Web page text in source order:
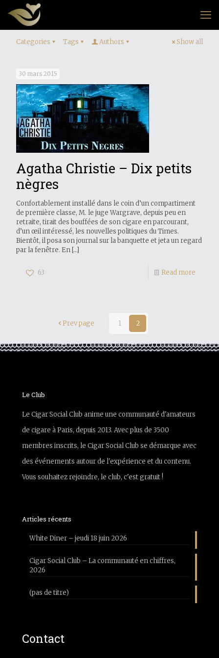
Categories Tags Authors Show all
30 mars 2015
Agatha Christie – Dix petits
nègres
Confortablement installé dans le coin d’un compartiment
de première classe, M. le juge Wargrave, depuis peu en
retraite, tirait des bouffées de son cigare en parcourant,
d’un œil intéressé, les nouvelles politiques du Times.
Bientôt, il posa son journal sur la banquette et jeta un regard
par la fenêtre. En […]
63 Read more
Prev page 1 2
Le Club
Le Cigar Social Club anime une communauté d'amateurs
de cigare à Paris, depuis 2013. Avec plus de 3500
membres inscrits, le Cigar Social Club se démarque avec
des événements autour de l'expérience et du contenu.
Vous souhaitez rejoindre, le club, c'est gratuit !
Articles récents
White Diner – jeudi 18 juin 2026
Cigar Social Club – La communauté en chiffres,
2026
(pas de titre)
Contact